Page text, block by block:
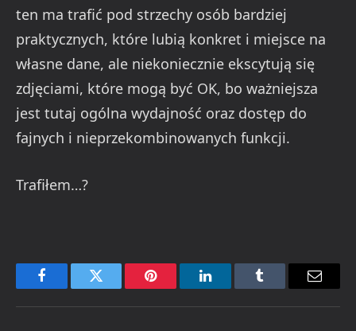
ten ma trafić pod strzechy osób bardziej
praktycznych, które lubią konkret i miejsce na
własne dane, ale niekoniecznie ekscytują się
zdjęciami, które mogą być OK, bo ważniejsza
jest tutaj ogólna wydajność oraz dostęp do
fajnych i nieprzekombinowanych funkcji.
Trafiłem…?
FacebookTwitter Pinterest LinkedInTumblr Email